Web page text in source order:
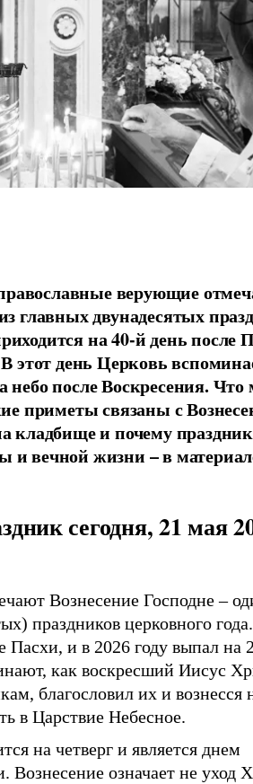
верующие
главных двунадесятых
на 40-й день после
этот день Церковь
небо после Воскресения.
приметы связаны с
кладбище и почему праздник
и вечной жизни – в
сегодня, 21 мая
Вознесение Господне –
праздников церковного
Пасхи, и в 2026 году выпал на
как воскресший Иисус
благословил их и вознесся
в Царствие Небесное.
на четверг и является днем
Вознесение означает не уход